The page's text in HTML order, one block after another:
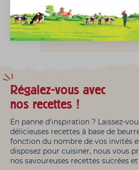
noter la recette :
Régalez-vous avec
nos recettes !
En panne d'inspiration ? Laissez-
délicieuses recettes à base de
fonction du nombre de vos invités
disposez pour cuisiner, nous vous
nos savoureuses recettes sucrées et